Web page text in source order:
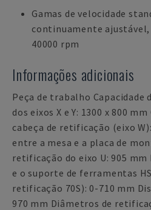
Gamas de velocidade
continuamente
40000 rpm
Informações adicionais
Peça de trabalho Capacidade
dos eixos X e Y: 1300 x 800
cabeça de retificação (eixo
entre a mesa e a placa de
retificação do eixo U: 905
e o suporte de ferramentas
retificação 70S): 0-710 mm
970 mm Diâmetros de